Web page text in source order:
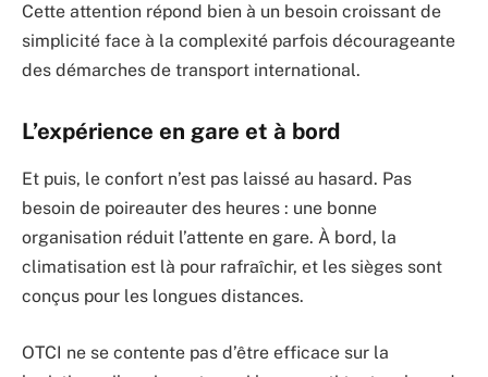
Cette attention répond bien à un besoin croissant de
simplicité face à la complexité parfois décourageante
des démarches de transport international.
L’expérience en gare et à bord
Et puis, le confort n’est pas laissé au hasard. Pas
besoin de poireauter des heures : une bonne
organisation réduit l’attente en gare. À bord, la
climatisation est là pour rafraîchir, et les sièges sont
conçus pour les longues distances.
OTCI ne se contente pas d’être efficace sur la